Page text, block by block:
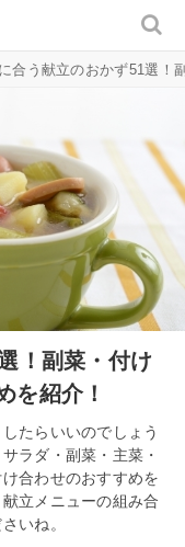
合う献立のおかず51選！
！副菜・付け
を紹介！
たらいいのでしょう
ラダ・副菜・主菜・
合わせのおすすめを
立メニューの組み合
いね。